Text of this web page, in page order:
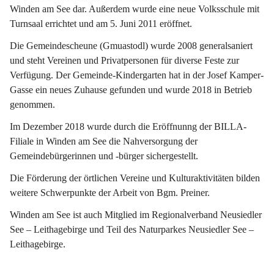
Winden am See dar. Außerdem wurde eine neue Volksschule mit
Turnsaal errichtet und am 5. Juni 2011 eröffnet.
Die Gemeindescheune (Gmuastodl) wurde 2008 generalsaniert
und steht Vereinen und Privatpersonen für diverse Feste zur
Verfügung. Der Gemeinde-Kindergarten hat in der Josef Kamper-
Gasse ein neues Zuhause gefunden und wurde 2018 in Betrieb
genommen.
Im Dezember 2018 wurde durch die Eröffnunng der BILLA-
Filiale in Winden am See die Nahversorgung der
Gemeindebürgerinnen und -bürger sichergestellt.
Die Förderung der örtlichen Vereine und Kulturaktivitäten bilden
weitere Schwerpunkte der Arbeit von Bgm. Preiner.
Winden am See ist auch Mitglied im Regionalverband Neusiedler
See – Leithagebirge und Teil des Naturparkes Neusiedler See –
Leithagebirge.